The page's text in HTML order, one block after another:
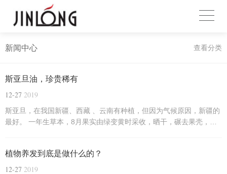
新闻中心 查看分类
斯亚旦油，珍贵稀有
12-27 2019
斯亚旦，在我国新疆、西藏 、云南有种植，但因为气候原因，新疆的
最好。 一年生草本，8月果实由绿变黄时采收，晒干，碾去果壳，取
植物养发到底是做什么的？
12-27 2019